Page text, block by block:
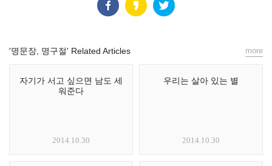
'명문장, 명구절' Related Articles
자기가 서고 싶으면 남도 세
워준다
2014.10.30
우리는 살아 있는 별
2014.10.30
more